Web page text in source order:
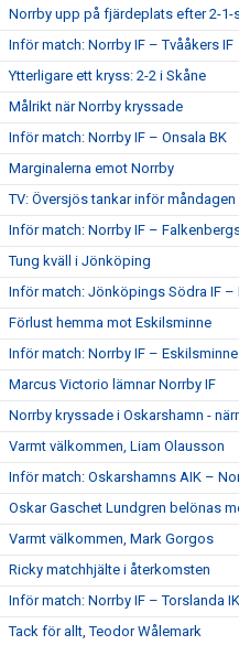
Norrby upp på fjärdeplats efter 2-1-
Inför match: Norrby IF – Tvååkers IF
Ytterligare ett kryss: 2-2 i Skåne
Målrikt när Norrby kryssade
Inför match: Norrby IF – Onsala BK
Marginalerna emot Norrby
TV: Översjös tankar inför måndagen
Inför match: Norrby IF –
Tung kväll i Jönköping
Inför match: Jönköpings Södra IF –
Förlust hemma mot Eskilsminne
Inför match: Norrby IF – Eskilsminne
Marcus Victorio lämnar Norrby IF
Norrby kryssade i Oskarshamn -
Varmt välkommen, Liam Olausson
Inför match: Oskarshamns AIK –
Oskar Gaschet Lundgren belönas
Varmt välkommen, Mark Gorgos
Ricky matchhjälte i återkomsten
Inför match: Norrby IF – Torslanda IK
Tack för allt, Teodor Wålemark